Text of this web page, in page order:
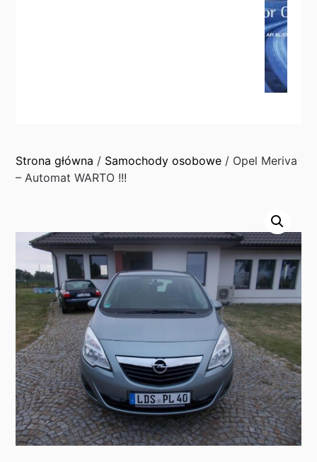
Strona główna / Samochody osobowe / Opel Meriva
– Automat WARTO !!!